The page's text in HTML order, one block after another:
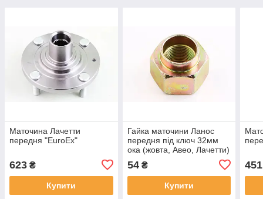
Маточина Лачетти
передня "EuroEx"
623 ₴
Купити
Гайка маточини Ланос
передня під ключ 32мм
ока (жовта, Авео, Лачетти)
54₴
Купити
451